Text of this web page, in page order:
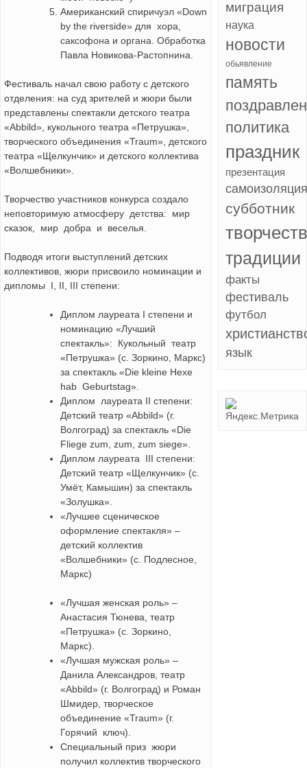
Американский спиричуэл «Down
by the riverside» для хора,
саксофона и органа. Обработка
Павла Новикова-Растопнина.
Фестиваль начал свою работу с детского
отделения: на суд зрителей и жюри были
представлены спектакли детского театра
«Abbild», кукольного театра «Петрушка»,
творческого объединения «Traum», детского
театра «Щелкунчик» и детского коллектива
«Волшебники».
Творчество участников конкурса создало
неповторимую атмосферу детства: мир
сказок, мир добра и веселья.
Подводя итоги выступлений детских
коллективов, жюри присвоило номинации и
дипломы I, II, III степени:
Диплом лауреата I степени и
номинацию «Лучший
спектакль»: Кукольный театр
«Петрушка» (с. Зоркино, Маркс)
за спектакль «Die kleine Hexe
hab Geburtstag».
Диплом лауреата II степени:
Детский театр «Abbild» (г.
Волгоград) за спектакль «Die
Fliege zum, zum, zum siege».
Диплом лауреата III степени:
Детский театр «Щелкунчик» (с.
Умёт, Камышин) за спектакль
«Золушка».
«Лучшее сценическое
оформление спектакля» –
детский коллектив
«Волшебники» (с. Подлесное,
Маркс)
«Лучшая женская роль» –
Анастасия Тюнева, театр
«Петрушка» (с. Зоркино,
Маркс).
«Лучшая мужская роль» –
Данила Александров, театр
«Abbild» (г. Волгоград) и Роман
Шмидер, творческое
объединение «Traum» (г.
Горячий ключ).
Специальный приз жюри
получил коллектив творческого
миграция
наука
новости
обьявление
память
политика
праздник
презентация
субботник
традиции
факты
фестиваль
футбол
язык